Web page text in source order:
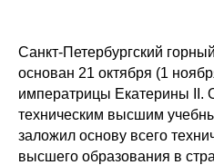
Санкт-Петербургский
основан 21 октября (1
императрицы Екатерины II.
техническим высшим
заложил основу всего
высшего образования в